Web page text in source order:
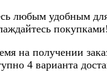
любым удобным
покупками!
на получении
4 варианта